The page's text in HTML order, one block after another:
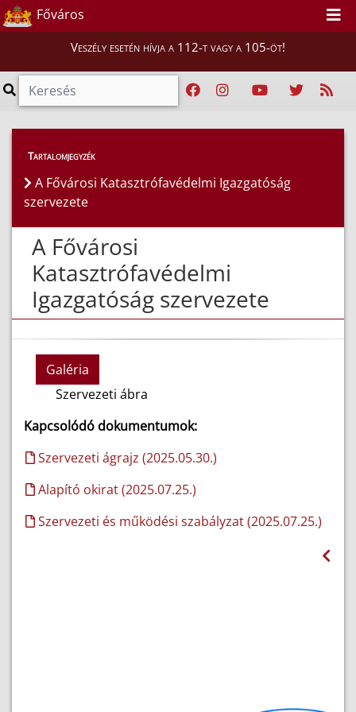
Főváros
Veszély esetén hívja a 112-t vagy a 105-öt!
Magunkról
Tartalomjegyzék
A Fővárosi Katasztrófavédelmi Igazgatóság
szervezete
A Fővárosi
Katasztrófavédelmi
Igazgatóság szervezete
Galéria
Szervezeti ábra
Kapcsolódó dokumentumok:
Szervezeti ágrajz (2025.05.30.)
Alapító okirat (2025.07.25.)
Szervezeti és működési szabályzat (2025.07.25.)